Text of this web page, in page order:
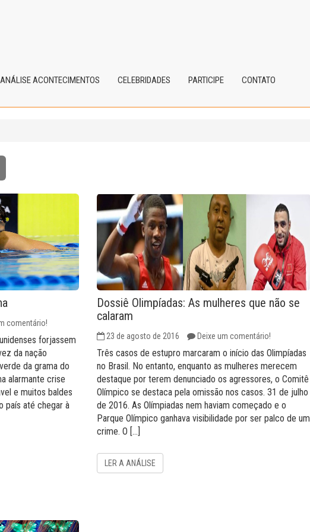
ANÁLISE ACONTECIMENTOS CELEBRIDADES PARTICIPE CONTATO
comentário!
forjassem
da nação
da grama do
alarmante crise
e muitos baldes
país até chegar à
Dossiê Olimpíadas: As mulheres que não se
calaram
23 de agosto de 2016 Deixe um comentário!
Três casos de estupro marcaram o início das Olimpíadas
no Brasil. No entanto, enquanto as mulheres merecem
destaque por terem denunciado os agressores, o Comitê
Olímpico se destaca pela omissão nos casos. 31 de julho
de 2016. As Olímpiadas nem haviam começado e o
Parque Olímpico ganhava visibilidade por ser palco de um
crime. O […]
LER A ANÁLISE